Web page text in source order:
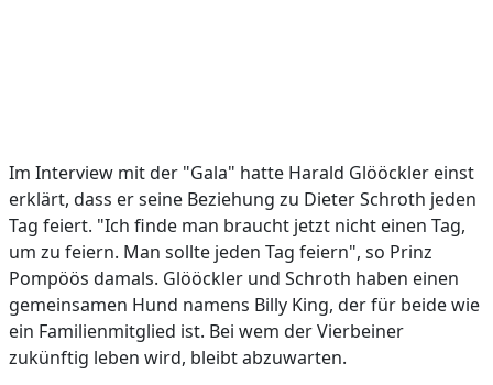
Im Interview mit der "Gala" hatte Harald Glööckler einst
erklärt, dass er seine Beziehung zu Dieter Schroth jeden
Tag feiert. "Ich finde man braucht jetzt nicht einen Tag,
um zu feiern. Man sollte jeden Tag feiern", so Prinz
Pompöös damals. Glööckler und Schroth haben einen
gemeinsamen Hund namens Billy King, der für beide wie
ein Familienmitglied ist. Bei wem der Vierbeiner
zukünftig leben wird, bleibt abzuwarten.